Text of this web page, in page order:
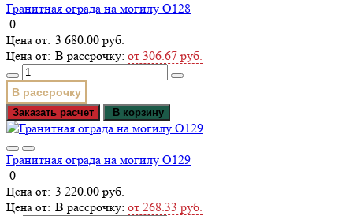
Гранитная ограда на могилу О128
0
3 680.00 руб.
В рассрочку: от 306.67 руб.
В рассрочку
Заказать расчет В корзину
Гранитная ограда на могилу О129
0
3 220.00 руб.
В рассрочку: от 268.33 руб.